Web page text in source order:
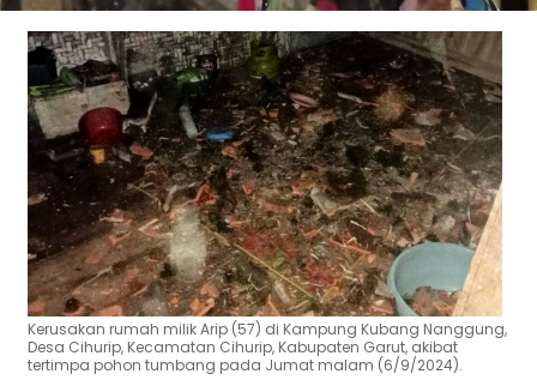
Kerusakan rumah milik Arip (57) di Kampung Kubang Nanggung,
Desa Cihurip, Kecamatan Cihurip, Kabupaten Garut, akibat
tertimpa pohon tumbang pada Jumat malam (6/9/2024).